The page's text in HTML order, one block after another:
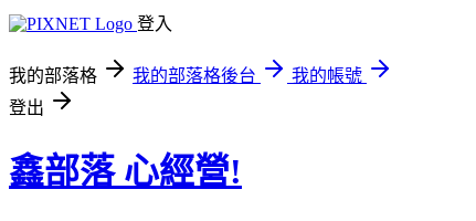
登入
我的部落格 我的部落格後台
我的帳號
登出
鑫部落 心經營!